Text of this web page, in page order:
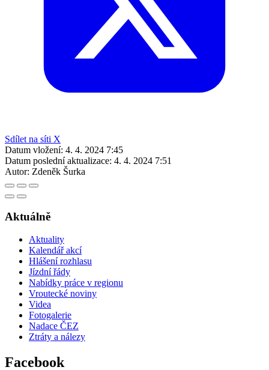
Sdílet na síti X
Datum vložení: 4. 4. 2024 7:45
Datum poslední aktualizace: 4. 4. 2024 7:51
Autor: Zdeněk Šurka
Aktuálně
Aktuality
Kalendář akcí
Hlášení rozhlasu
Jízdní řády
Nabídky práce v regionu
Vroutecké noviny
Videa
Fotogalerie
Nadace ČEZ
Ztráty a nálezy
Facebook